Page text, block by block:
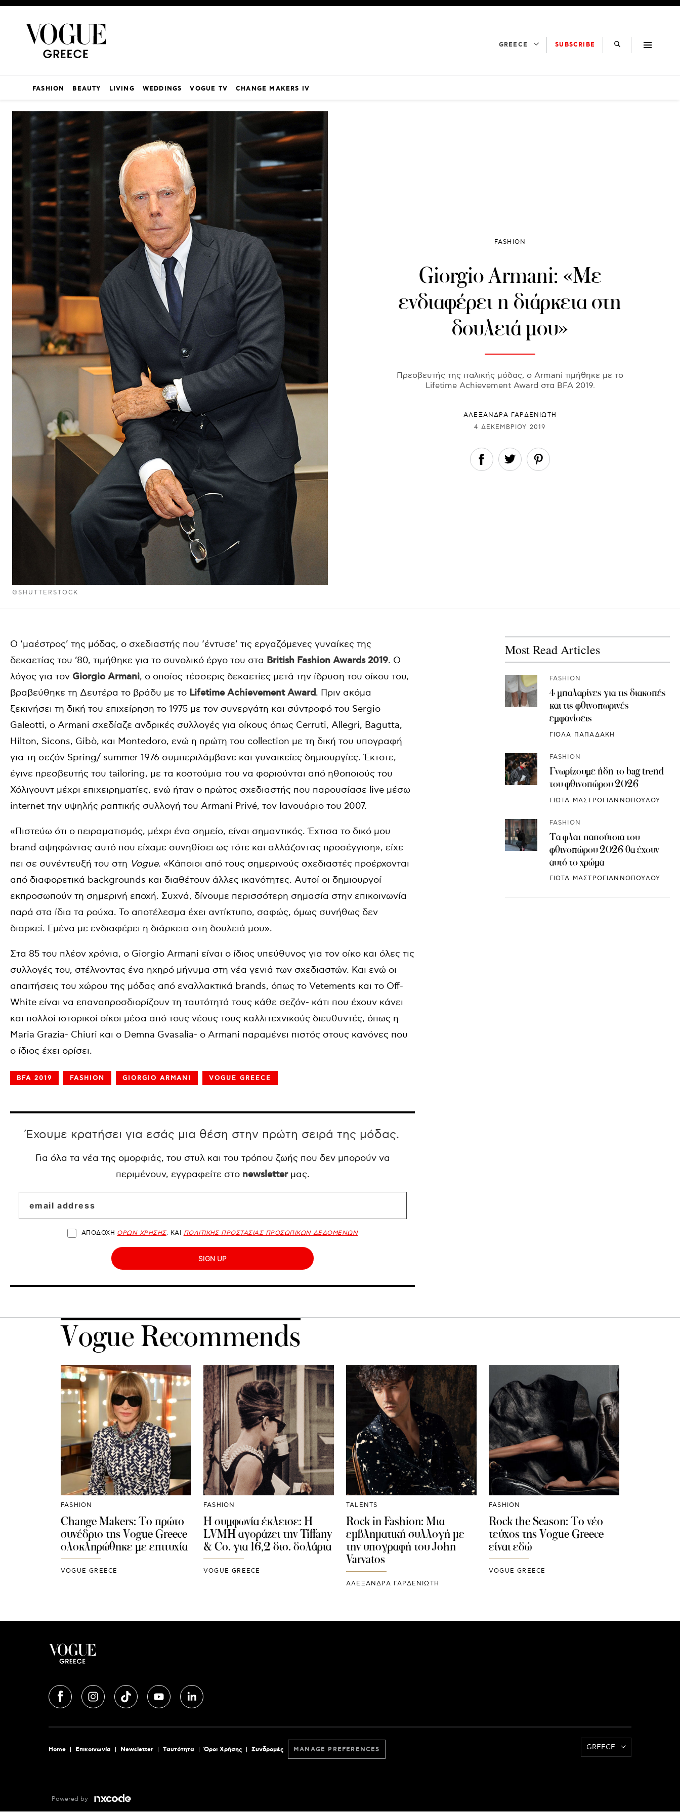
GREECE SUBSCRIBE
FASHION BEAUTY LIVING WEDDINGS VOGUE TV CHANGE MAKERS IV
©SHUTTERSTOCK
FASHION
Giorgio Armani: «Με
ενδιαφέρει η διάρκεια στη
δουλειά μου»
Πρεσβευτής της ιταλικής μόδας, ο Armani τιμήθηκε με το
Lifetime Achievement Award στα BFA 2019.
ΑΛΕΞΑΝΔΡΑ ΓΑΡΔΕΝΙΩΤΗ
4 ΔΕΚΕΜΒΡΊΟΥ 2019
Ο ‘μαέστρος’ της μόδας, ο σχεδιαστής που ‘έντυσε’ τις εργαζόμενες γυναίκες της
δεκαετίας του ’80, τιμήθηκε για το συνολικό έργο του στα British Fashion Awards 2019. Ο
λόγος για τον Giorgio Armani, ο οποίος τέσσερις δεκαετίες μετά την ίδρυση του οίκου του,
βραβεύθηκε τη Δευτέρα το βράδυ με το Lifetime Achievement Award. Πριν ακόμα
ξεκινήσει τη δική του επιχείρηση το 1975 με τον συνεργάτη και σύντροφό του Sergio
Galeotti, ο Armani σχεδίαζε ανδρικές συλλογές για οίκους όπως Cerruti, Allegri, Bagutta,
Hilton, Sicons, Gibò, και Montedoro, ενώ η πρώτη του collection με τη δική του υπογραφή
για τη σεζόν Spring/ summer 1976 συμπεριλάμβανε και γυναικείες δημιουργίες. Έκτοτε,
έγινε πρεσβευτής του tailoring, με τα κοστούμια του να φοριούνται από ηθοποιούς του
Χόλιγουντ μέχρι επιχειρηματίες, ενώ ήταν ο πρώτος σχεδιαστής που παρουσίασε live μέσω
internet την υψηλής ραπτικής συλλογή του Armani Privé, τον Ιανουάριο του 2007.
«Πιστεύω ότι ο πειραματισμός, μέχρι ένα σημείο, είναι σημαντικός. Έχτισα το δικό μου
brand αψηφώντας αυτό που είχαμε συνηθίσει ως τότε και αλλάζοντας προσέγγιση», είχε
πει σε συνέντευξή του στη Vogue. «Κάποιοι από τους σημερινούς σχεδιαστές προέρχονται
από διαφορετικά backgrounds και διαθέτουν άλλες ικανότητες. Αυτοί οι δημιουργοί
εκπροσωπούν τη σημερινή εποχή. Συχνά, δίνουμε περισσότερη σημασία στην επικοινωνία
παρά στα ίδια τα ρούχα. Το αποτέλεσμα έχει αντίκτυπο, σαφώς, όμως συνήθως δεν
διαρκεί. Εμένα με ενδιαφέρει η διάρκεια στη δουλειά μου».
Στα 85 του πλέον χρόνια, ο Giorgio Armani είναι ο ίδιος υπεύθυνος για τον οίκο και όλες τις
συλλογές του, στέλνοντας ένα ηχηρό μήνυμα στη νέα γενιά των σχεδιαστών. Και ενώ οι
απαιτήσεις του χώρου της μόδας από εναλλακτικά brands, όπως το Vetements και το Off-
White είναι να επαναπροσδιορίζουν τη ταυτότητά τους κάθε σεζόν- κάτι που έχουν κάνει
και πολλοί ιστορικοί οίκοι μέσα από τους νέους τους καλλιτεχνικούς διευθυντές, όπως η
Maria Grazia- Chiuri και ο Demna Gvasalia- ο Armani παραμένει πιστός στους κανόνες που
ο ίδιος έχει ορίσει.
BFA 2019 FASHION GIORGIO ARMANI VOGUE GREECE
Έχουμε κρατήσει για εσάς μια θέση στην πρώτη σειρά της μόδας.
Για όλα τα νέα της ομορφιάς, του στυλ και του τρόπου ζωής που δεν μπορούν να
περιμένουν, εγγραφείτε στο newsletterμας.
ΑΠΟΔΟΧΗ ΟΡΩΝ ΧΡΗΣΗΣ, ΚΑΙ ΠΟΛΙΤΙΚΗΣ ΠΡΟΣΤΑΣΙΑΣ ΠΡΟΣΩΠΙΚΩΝ ΔΕΔΟΜΕΝΩΝ
SIGN UP
Most Read Articles
FASHION
4 μπαλαρίνες για τις διακοπές
και τις φθινοπωρινές
εμφανίσεις
ΓΙΟΛΑ ΠΑΠΑΔΑΚΗ
FASHION
Γνωρίζουμε ήδη το bag trend
του φθινοπώρου 2026
ΓΙΩΤΑ ΜΑΣΤΡΟΓΙΑΝΝΟΠΟΥΛΟΥ
FASHION
Τα φλατ παπούτσια του
φθινοπώρου 2026 θα έχουν
αυτό το χρώμα
ΓΙΩΤΑ ΜΑΣΤΡΟΓΙΑΝΝΟΠΟΥΛΟΥ
Vogue Recommends
FASHION
Change Makers: Το πρώτο
συνέδριο της Vogue Greece
ολοκληρώθηκε με επιτυχία
VOGUE GREECE
FASHION
Η συμφωνία έκλεισε: H
LVMH αγοράζει την Tiffany
& Co. για 16,2 δισ. δολάρια
VOGUE GREECE
TALENTS
Rock in Fashion: Μια
εμβληματική συλλογή με
την υπογραφή του John
Varvatos
ΑΛΕΞΑΝΔΡΑ ΓΑΡΔΕΝΙΩΤΗ
FASHION
Rock the Season: Το νέο
τεύχος της Vogue Greece
είναι εδώ
VOGUE GREECE
Home Επικοινωνία Newsletter Tαυτότητα Όροι Χρήσης Συνδρομές MANAGE PREFERENCES GREECE
Powered by